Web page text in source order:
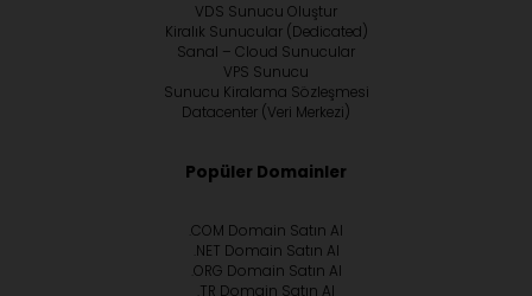
VDS Sunucu Oluştur
Kiralık Sunucular (Dedicated)
Sanal – Cloud Sunucular
VPS Sunucu
Sunucu Kiralama Sözleşmesi
Datacenter (Veri Merkezi)
Popüler Domainler
.COM Domain Satın Al
.NET Domain Satın Al
.ORG Domain Satın Al
.TR Domain Satın Al